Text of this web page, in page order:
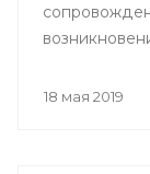
18 мая 2019